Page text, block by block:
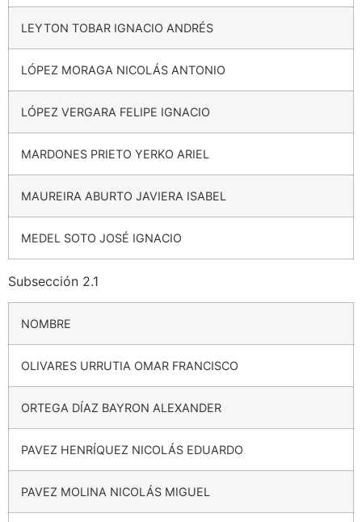
LEYTON TOBAR IGNACIO ANDRÉS
LÓPEZ MORAGA NICOLÁS ANTONIO
LÓPEZ VERGARA FELIPE IGNACIO
MARDONES PRIETO YERKO ARIEL
MAUREIRA ABURTO JAVIERA ISABEL
MEDEL SOTO JOSÉ IGNACIO
Subsección 2.1
NOMBRE
OLIVARES URRUTIA OMAR FRANCISCO
ORTEGA DÍAZ BAYRON ALEXANDER
PAVEZ HENRÍQUEZ NICOLÁS EDUARDO
PAVEZ MOLINA NICOLÁS MIGUEL